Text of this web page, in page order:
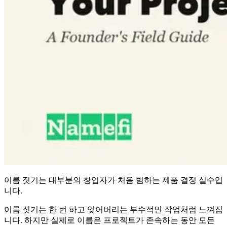
이름 짓기는 대부분의 창업자가 처음 범하는 제품 결정 실수입
니다.
이름 짓기는 한 번 하고 잊어버리는 부수적인 작업처럼 느껴집
니다. 하지만 실제로 이름은 프로젝트가 존속하는 동안 모든